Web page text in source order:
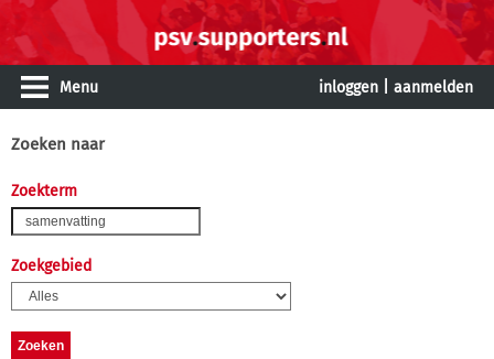
Menu inloggen aanmelden
Zoeken naar
Zoekterm
Zoekgebied